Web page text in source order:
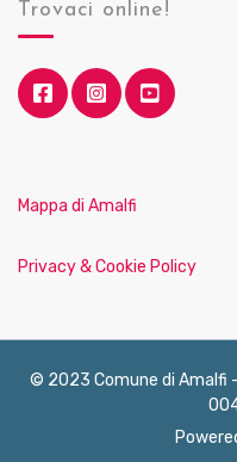
Trovaci online!
Mappa di Amalfi
Privacy & Cookie Policy
© 2023 Comune di